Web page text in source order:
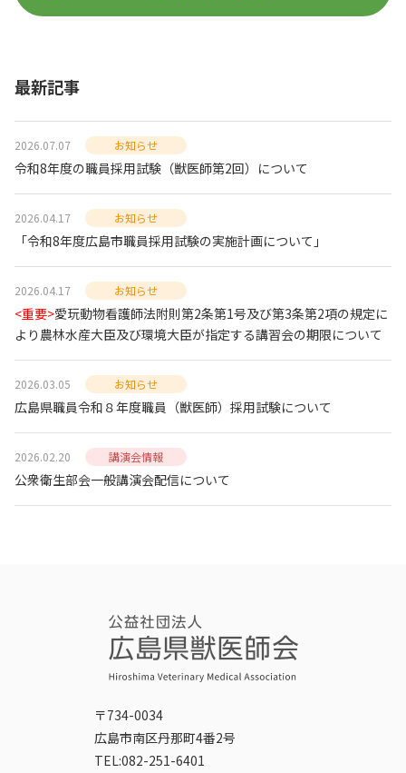
最新記事
2026.07.07 お知らせ
令和8年度の職員採用試験（獣医師第2回）について
2026.04.17 お知らせ
「令和8年度広島市職員採用試験の実施計画について」
2026.04.17 お知らせ
<重要>愛玩動物看護師法附則第2条第1号及び第3条第2項の規定に
より農林水産大臣及び環境大臣が指定する講習会の期限について
2026.03.05 お知らせ
広島県職員令和８年度職員（獣医師）採用試験について
2026.02.20 講演会情報
公衆衛生部会一般講演会配信について
〒734-0034
広島市南区丹那町4番2号
TEL:082-251-6401